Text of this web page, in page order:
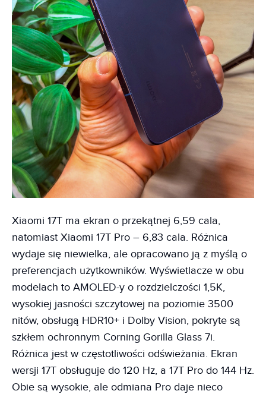
Xiaomi 17T ma ekran o przekątnej 6,59 cala,
natomiast Xiaomi 17T Pro – 6,83 cala. Różnica
wydaje się niewielka, ale opracowano ją z myślą o
preferencjach użytkowników. Wyświetlacze w obu
modelach to AMOLED-y o rozdzielczości 1,5K,
wysokiej jasności szczytowej na poziomie 3500
nitów, obsługą HDR10+ i Dolby Vision, pokryte są
szkłem ochronnym Corning Gorilla Glass 7i.
Różnica jest w częstotliwości odświeżania. Ekran
wersji 17T obsługuje do 120 Hz, a 17T Pro do 144 Hz.
Obie są wysokie, ale odmiana Pro daje nieco